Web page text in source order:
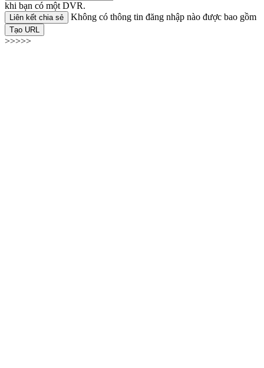
khi bạn có một DVR.
Liên kết chia sẻ Không có thông tin đăng nhập nào được bao gồm
Tạo URL
>>>>>